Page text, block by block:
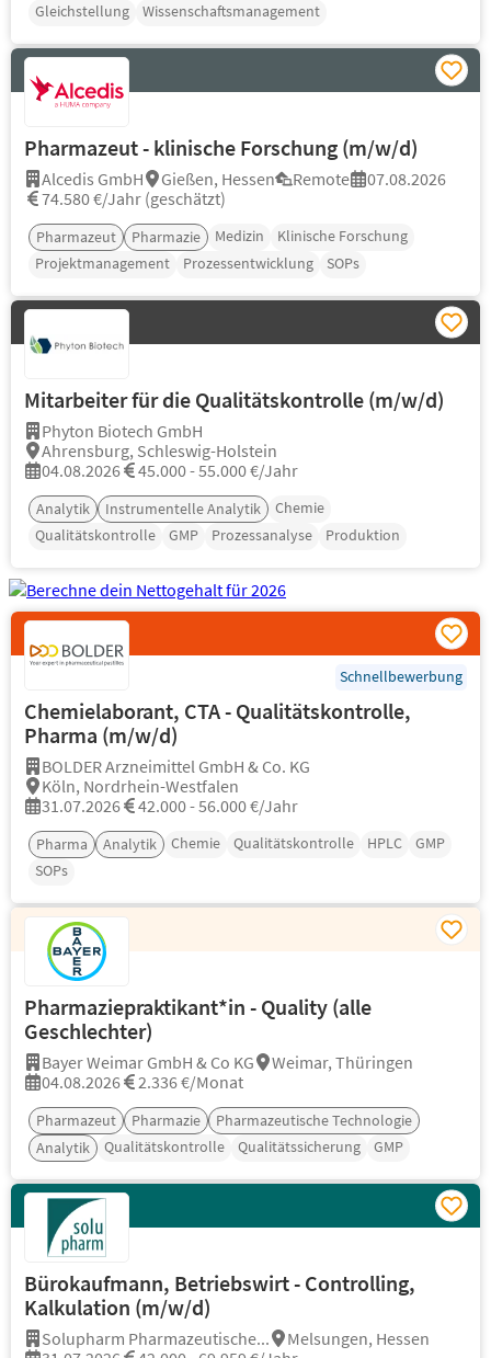
Gleichstellung
Wissenschaftsmanagement
Pharmazeut - klinische Forschung (m/w/d)
Alcedis GmbH Gießen, Hessen Remote
07.08.2026
74.580 €/Jahr (geschätzt)
Pharmazeut Pharmazie Medizin
Klinische Forschung
Projektmanagement
Prozessentwicklung SOPs
Mitarbeiter für die Qualitätskontrolle (m/w/d)
Phyton Biotech GmbH
Ahrensburg, Schleswig-Holstein
04.08.2026
45.000 - 55.000 €/Jahr
Analytik Instrumentelle Analytik
Chemie
Qualitätskontrolle
GMP Prozessanalyse Produktion
Schnellbewerbung
Chemielaborant, CTA - Qualitätskontrolle,
Pharma (m/w/d)
BOLDER Arzneimittel GmbH & Co. KG
Köln, Nordrhein-Westfalen
31.07.2026
42.000 - 56.000 €/Jahr
Pharma Analytik Chemie Qualitätskontrolle HPLC
GMP
SOPs
Pharmaziepraktikant*in - Quality (alle
Geschlechter)
Bayer Weimar GmbH & Co KG
Weimar, Thüringen
04.08.2026
2.336 €/Monat
Pharmazeut Pharmazie
Pharmazeutische Technologie
Analytik
Qualitätskontrolle Qualitätssicherung GMP
Bürokaufmann, Betriebswirt - Controlling,
Kalkulation (m/w/d)
Solupharm Pharmazeutische...
Melsungen, Hessen